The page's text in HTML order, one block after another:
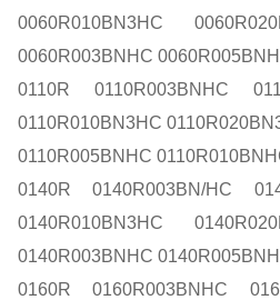
0060R010BN3HC
0060R003BNHC
0110R 0110R003BNHC
0110R010BN3HC
0110R005BNHC
0140R 0140R003BN/HC
0140R010BN3HC
0140R003BNHC
0160R 0160R003BNHC